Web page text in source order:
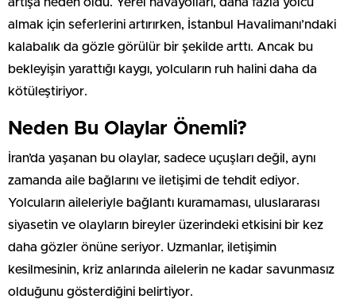
almak için seferlerini artırırken, İstanbul Havalimanı’ndaki
kalabalık da gözle görülür bir şekilde arttı. Ancak bu
bekleyişin yarattığı kaygı, yolcuların ruh halini daha da
kötüleştiriyor.
Neden Bu Olaylar Önemli?
İran’da yaşanan bu olaylar, sadece uçuşları değil, aynı
zamanda aile bağlarını ve iletişimi de tehdit ediyor.
Yolcuların aileleriyle bağlantı kuramaması, uluslararası
siyasetin ve olayların bireyler üzerindeki etkisini bir kez
daha gözler önüne seriyor. Uzmanlar, iletişimin
kesilmesinin, kriz anlarında ailelerin ne kadar savunmasız
olduğunu gösterdiğini belirtiyor.